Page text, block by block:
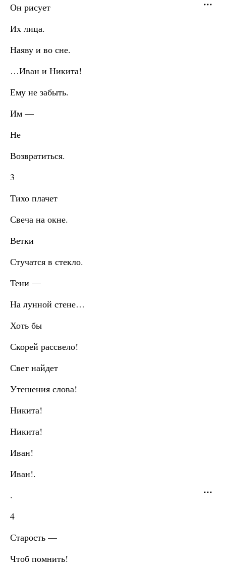
Он рисует
Их лица.
Наяву и во сне.
…Иван и Никита!
Ему не забыть.
Им —
Не
Возвратиться.
3
Тихо плачет
Свеча на окне.
Ветки
Стучатся в стекло.
Тени —
На лунной стене…
Хоть бы
Скорей рассвело!
Свет найдет
Утешения слова!
Никита!
Никита!
Иван!
Иван!.
.
4
Старость —
Чтоб помнить!